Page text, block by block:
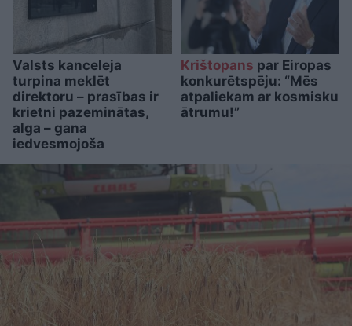
Valsts kanceleja
turpina meklēt
direktoru – prasības ir
krietni pazeminātas,
alga – gana
iedvesmojoša
Krištopans par Eiropas
konkurētspēju: “Mēs
atpaliekam ar kosmisku
ātrumu!”